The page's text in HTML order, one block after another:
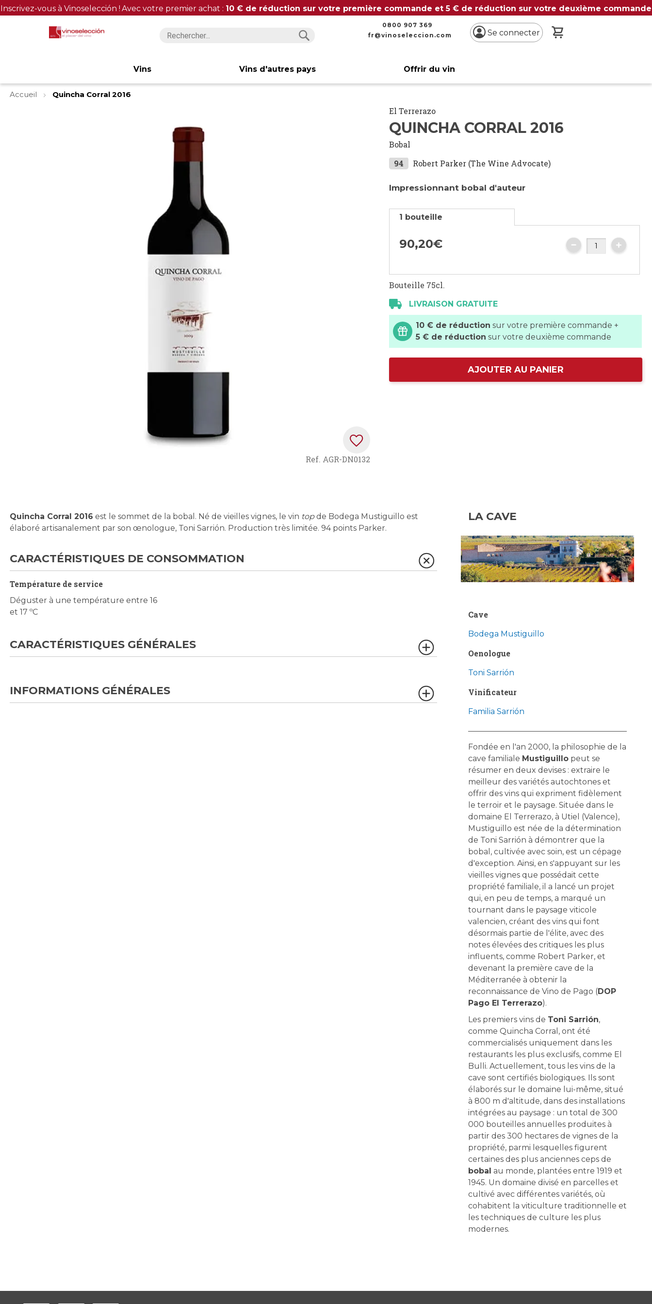
Inscrivez-vous à Vinoselección ! Avec votre premier achat : 10 € de réduction sur votre première commande et 5 € de réduction sur votre deuxième commande
0800 907 369
fr@vinoseleccion.com
Se connecter
Vins Vins d'autres pays Offrir du vin
Accueil
Quincha Corral 2016
of
the
Ref. AGR-DN0132
El Terrerazo
QUINCHA CORRAL 2016
Bobal
94
Robert Parker (The Wine Advocate)
Impressionnant bobal d'auteur
1 bouteille
90,20€
Bouteille 75cl.
LIVRAISON GRATUITE
10 € de réduction sur votre première commande +
5 € de réduction sur votre deuxième commande
AJOUTER AU PANIER
Quincha Corral 2016 est le sommet de la bobal. Né de vieilles vignes, le vin topde Bodega Mustiguillo est
élaboré artisanalement par son œnologue, Toni Sarrión. Production très limitée. 94 points Parker.
CARACTÉRISTIQUES DE CONSOMMATION
Température de service
Déguster à une température entre 16
et 17 ºC
CARACTÉRISTIQUES GÉNÉRALES
INFORMATIONS GÉNÉRALES
LA CAVE
Cave
Bodega Mustiguillo
Oenologue
Toni Sarrión
Vinificateur
Familia Sarrión
Fondée en l'an 2000, la philosophie de la
cave familiale Mustiguillopeut se
résumer en deux devises : extraire le
meilleur des variétés autochtones et
offrir des vins qui expriment fidèlement
le terroir et le paysage. Située dans le
domaine El Terrerazo, à Utiel (Valence),
Mustiguillo est née de la détermination
de Toni Sarrión à démontrer que la
bobal, cultivée avec soin, est un cépage
d'exception. Ainsi, en s'appuyant sur les
vieilles vignes que possédait cette
propriété familiale, il a lancé un projet
qui, en peu de temps, a marqué un
tournant dans le paysage viticole
valencien, créant des vins qui font
désormais partie de l'élite, avec des
notes élevées des critiques les plus
influents, comme Robert Parker, et
devenant la première cave de la
Méditerranée à obtenir la
reconnaissance de Vino de Pago (DOP
Pago El Terrerazo).
Les premiers vins de Toni Sarrión,
comme Quincha Corral, ont été
commercialisés uniquement dans les
restaurants les plus exclusifs, comme El
Bulli. Actuellement, tous les vins de la
cave sont certifiés biologiques. Ils sont
élaborés sur le domaine lui-même, situé
à 800 m d'altitude, dans des installations
intégrées au paysage : un total de 300
000 bouteilles annuelles produites à
partir des 300 hectares de vignes de la
propriété, parmi lesquelles figurent
certaines des plus anciennes ceps de
bobal au monde, plantées entre 1919 et
1945. Un domaine divisé en parcelles et
cultivé avec différentes variétés, où
cohabitent la viticulture traditionnelle et
les techniques de culture les plus
modernes.